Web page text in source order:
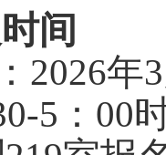
间
2026年3
5：00